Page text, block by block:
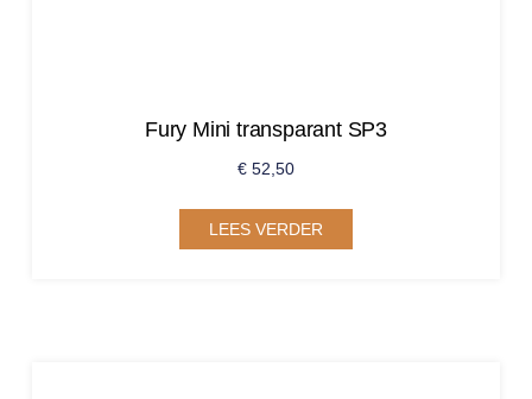
Fury Mini transparant SP3
€ 52,50
LEES VERDER